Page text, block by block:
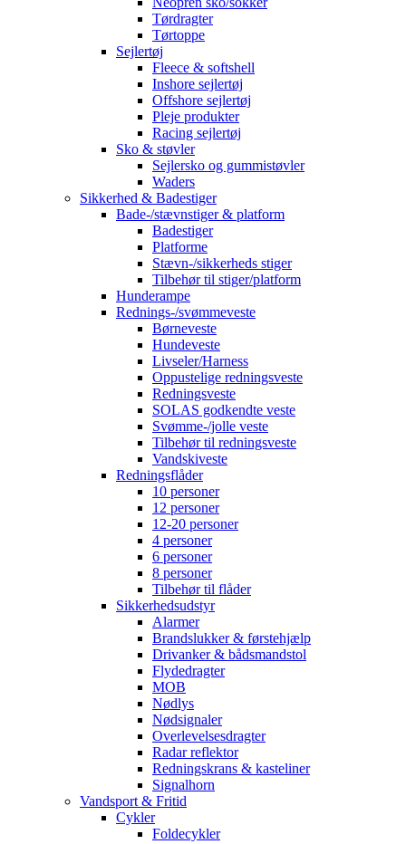
Tørdragter
Tørtoppe
Sejlertøj
Fleece & softshell
Inshore sejlertøj
Offshore sejlertøj
Pleje produkter
Racing sejlertøj
Sko & støvler
Sejlersko og gummistøvler
Waders
Sikkerhed & Badestiger
Bade-/stævnstiger & platform
Badestiger
Platforme
Stævn-/sikkerheds stiger
Tilbehør til stiger/platform
Hunderampe
Rednings-/svømmeveste
Børneveste
Hundeveste
Livseler/Harness
Oppustelige redningsveste
Redningsveste
SOLAS godkendte veste
Svømme-/jolle veste
Tilbehør til redningsveste
Vandskiveste
Redningsflåder
10 personer
12 personer
12-20 personer
4 personer
6 personer
8 personer
Tilbehør til flåder
Sikkerhedsudstyr
Alarmer
Brandslukker & førstehjælp
Drivanker & bådsmandstol
Flydedragter
MOB
Nødlys
Nødsignaler
Overlevelsesdragter
Radar reflektor
Redningskrans & kasteliner
Signalhorn
Vandsport & Fritid
Cykler
Foldecykler